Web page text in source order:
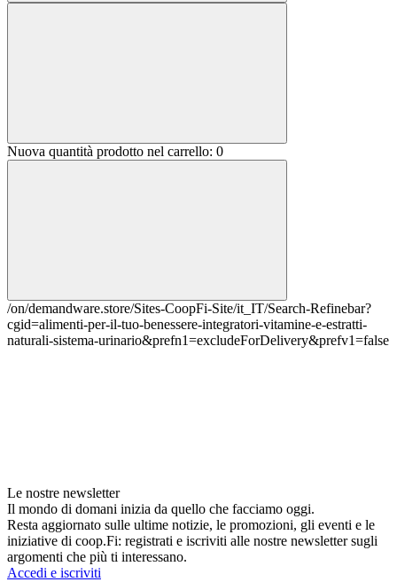
Nuova quantità prodotto nel carrello: 0
/on/demandware.store/Sites-CoopFi-Site/it_IT/Search-Refinebar?
cgid=alimenti-per-il-tuo-benessere-integratori-vitamine-e-estratti-
naturali-sistema-urinario&prefn1=excludeForDelivery&prefv1=false
Le nostre newsletter
Il mondo di domani inizia da quello che facciamo oggi.
Resta aggiornato sulle ultime notizie, le promozioni, gli eventi e le
iniziative di coop.Fi: registrati e iscriviti alle nostre newsletter sugli
argomenti che più ti interessano.
Accedi e iscriviti